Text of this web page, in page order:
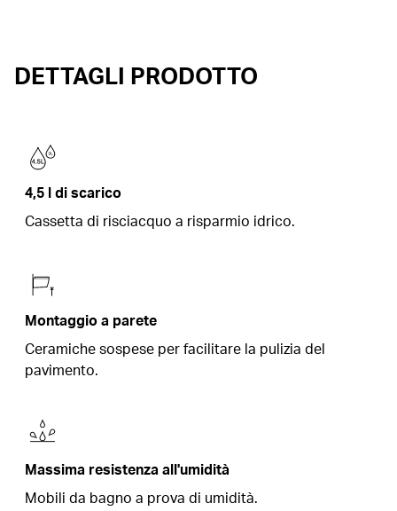
DETTAGLI PRODOTTO
4,5 l di scarico
Cassetta di risciacquo a risparmio idrico.
Montaggio a parete
Ceramiche sospese per facilitare la pulizia del
pavimento.
Massima resistenza all'umidità
Mobili da bagno a prova di umidità.